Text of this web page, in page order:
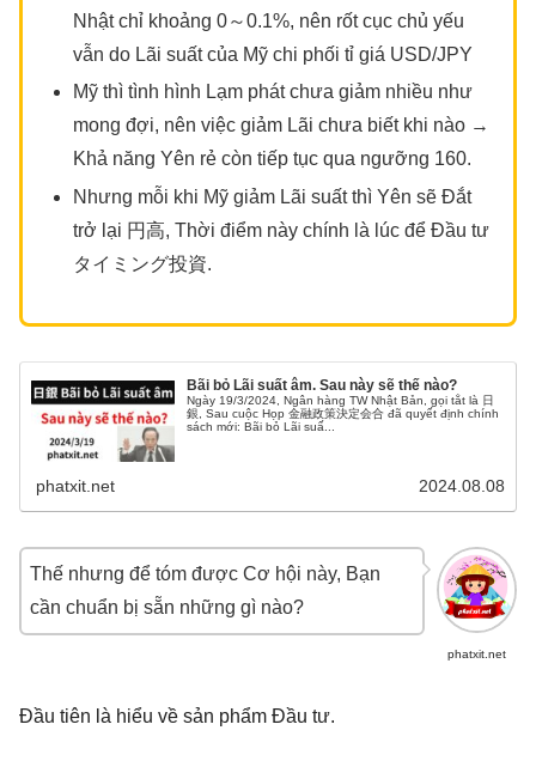
Nhật chỉ khoảng 0～0.1%, nên rốt cục chủ yếu
vẫn do Lãi suất của Mỹ chi phối tỉ giá USD/JPY
Mỹ thì tình hình Lạm phát chưa giảm nhiều như
mong đợi, nên việc giảm Lãi chưa biết khi nào →
Khả năng Yên rẻ còn tiếp tục qua ngưỡng 160.
Nhưng mỗi khi Mỹ giảm Lãi suất thì Yên sẽ Đắt
trở lại 円高, Thời điểm này chính là lúc để Đầu tư
タイミング投資.
Bãi bỏ Lãi suất âm. Sau này sẽ thế nào?
Ngày 19/3/2024, Ngân hàng TW Nhật Bản, gọi tắt là 日
銀, Sau cuộc Họp 金融政策決定会合 đã quyết định chính
sách mới: Bãi bỏ Lãi suấ...
phatxit.net 2024.08.08
phatxit.net
Thế nhưng để tóm được Cơ hội này, Bạn
cần chuẩn bị sẵn những gì nào?
Đầu tiên là hiểu về sản phẩm Đầu tư.